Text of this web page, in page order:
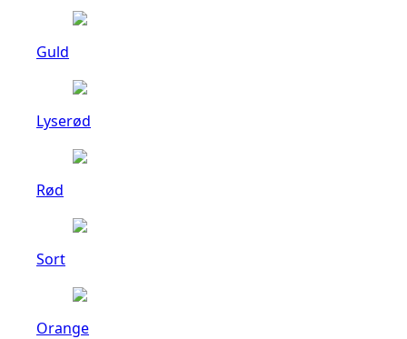
Guld
Lyserød
Rød
Sort
Orange